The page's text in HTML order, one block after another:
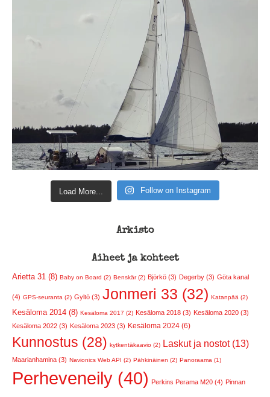
Load More... Follow on Instagram
Arkisto
Aiheet ja kohteet
Arietta 31 (8) Baby on Board (2) Benskär (2) Björkö (3) Degerby (3) Göta kanal
(4) GPS-seuranta (2) Gyltö (3) Jonmeri 33 (32) Katanpää (2)
Kesäloma 2014 (8) Kesäloma 2017 (2) Kesäloma 2018 (3) Kesäloma 2020 (3)
Kesäloma 2022 (3) Kesäloma 2023 (3) Kesäloma 2024 (6)
Kunnostus (28) kytkentäkaavio (2) Laskut ja nostot (13)
Maarianhamina (3) Navionics Web API (2) Pähkinäinen (2) Panoraama (1)
Perheveneily (40) Perkins Perama M20 (4) Pinnan